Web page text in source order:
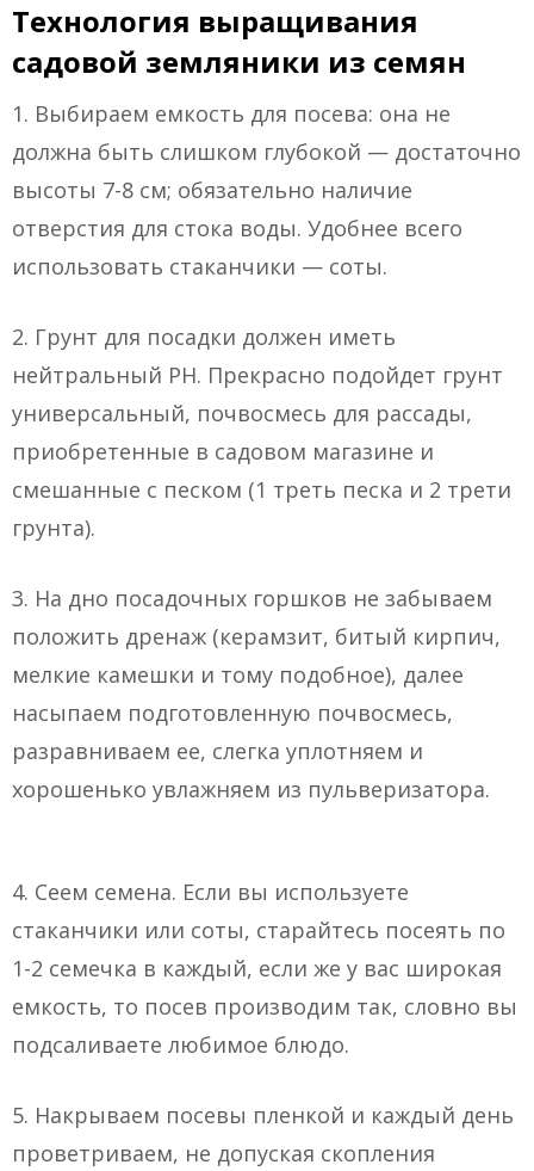
Технология выращивания
садовой земляники из семян
1. Выбираем емкость для посева: она не
должна быть слишком глубокой — достаточно
высоты 7-8 см; обязательно наличие
отверстия для стока воды. Удобнее всего
использовать стаканчики — соты.
2. Грунт для посадки должен иметь
нейтральный РН. Прекрасно подойдет грунт
универсальный, почвосмесь для рассады,
приобретенные в садовом магазине и
смешанные с песком (1 треть песка и 2 трети
грунта).
3. На дно посадочных горшков не забываем
положить дренаж (керамзит, битый кирпич,
мелкие камешки и тому подобное), далее
насыпаем подготовленную почвосмесь,
разравниваем ее, слегка уплотняем и
хорошенько увлажняем из пульверизатора.
4. Сеем семена. Если вы используете
стаканчики или соты, старайтесь посеять по
1-2 семечка в каждый, если же у вас широкая
емкость, то посев производим так, словно вы
подсаливаете любимое блюдо.
5. Накрываем посевы пленкой и каждый день
проветриваем, не допуская скопления